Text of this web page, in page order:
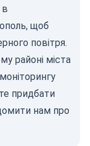
в
щоб
повітря.
районі міста
придбати
нам про